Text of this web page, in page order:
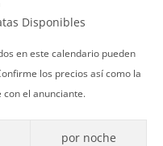
Disponibles
en este calendario pueden
los precios así como la
el anunciante.
por noche